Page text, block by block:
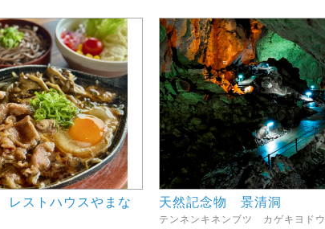
ストハウスやまな
天然記念物 景清洞
テンネンキネンブツ カゲキヨドウ